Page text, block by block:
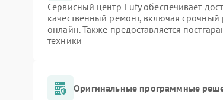
Сервисный центр Eufy обеспечивает
качественный ремонт, включая срочный
онлайн. Также предоставляется
техники
Оригинальные программные